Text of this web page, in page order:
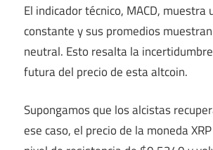
El indicador técnico, MACD, muestra
constante y sus promedios
neutral. Esto resalta la
futura del precio de esta altcoin.
Supongamos que los alcistas
ese caso, el precio de la moneda